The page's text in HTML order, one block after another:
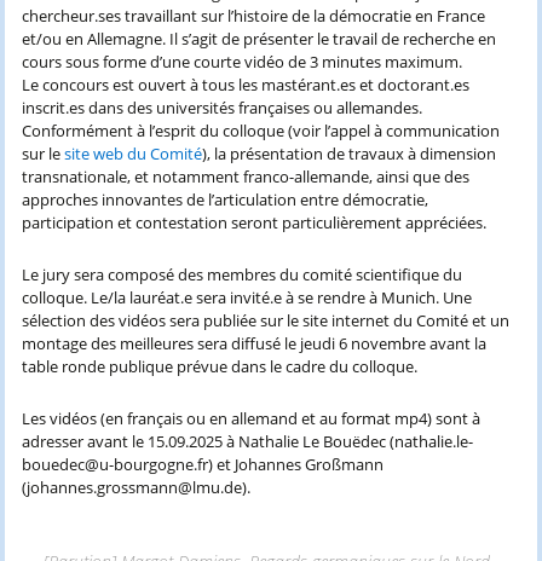
chercheur.ses travaillant sur l’histoire de la démocratie en France
et/ou en Allemagne. Il s’agit de présenter le travail de recherche en
cours sous forme d’une courte vidéo de 3 minutes maximum.
Le concours est ouvert à tous les mastérant.es et doctorant.es
inscrit.es dans des universités françaises ou allemandes.
Conformément à l’esprit du colloque (voir l’appel à communication
sur lesite web du Comité), la présentation de travaux à dimension
transnationale, et notamment franco-allemande, ainsi que des
approches innovantes de l’articulation entre démocratie,
participation et contestation seront particulièrement appréciées.
Le jury sera composé des membres du comité scientifique du
colloque. Le/la lauréat.e sera invité.e à se rendre à Munich. Une
sélection des vidéos sera publiée sur le site internet du Comité et un
montage des meilleures sera diffusé le jeudi 6 novembre avant la
table ronde publique prévue dans le cadre du colloque.
Les vidéos (en français ou en allemand et au format mp4) sont à
adresser avant le 15.09.2025 à Nathalie Le Bouëdec (nathalie.le-
bouedec@u-bourgogne.fr) et Johannes Großmann
(johannes.grossmann@lmu.de).